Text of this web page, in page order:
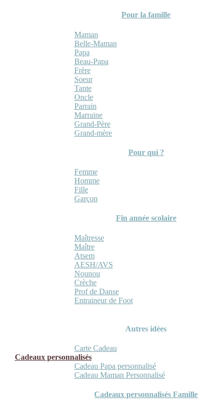
Pour la famille
Maman
Belle-Maman
Papa
Beau-Papa
Frère
Soeur
Tante
Oncle
Parrain
Marraine
Grand-Père
Grand-mère
Pour qui ?
Femme
Homme
Fille
Garçon
Fin année scolaire
Maîtresse
Maître
Atsem
AESH/AVS
Nounou
Crèche
Prof de Danse
Entraineur de Foot
Autres idées
Carte Cadeau
Cadeaux personnalisés
Cadeau Papa personnalisé
Cadeau Maman Personnalisé
Cadeaux personnalisés Famille